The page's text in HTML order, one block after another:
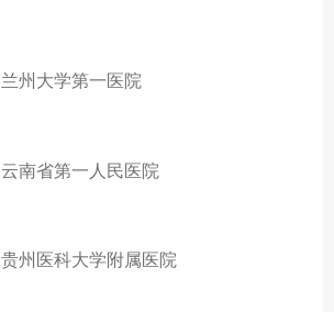
兰州大学第一医院
云南省第一人民医院
贵州医科大学附属医院